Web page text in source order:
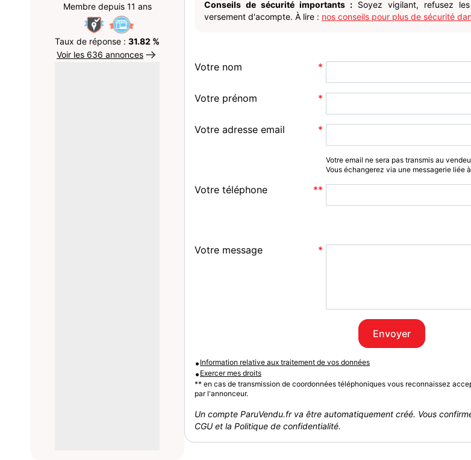
Membre depuis 11 ans
Taux de réponse : 31.82 %
Voir les 636 annonces
Conseils de sécurité importants : Soyez vigilant, refusez
versement d'acompte. À lire : nos conseils pour plus de sécurité
Votre nom
Votre prénom
Votre adresse email
Votre email ne sera pas transmis au
Vous échangerez via une messagerie liée
Votre téléphone
Votre message
Envoyer
• Information relative aux traitement de vos données
• Exercer mes droits
** en cas de transmission de coordonnées téléphoniques vous reconnaissez
par l'annonceur.
Un compte ParuVendu.fr va être automatiquement créé. Vous
CGU et la Politique de confidentialité.